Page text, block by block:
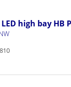
high bay HB